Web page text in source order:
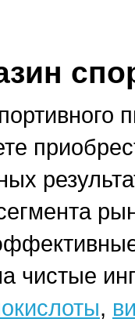
чистые
,